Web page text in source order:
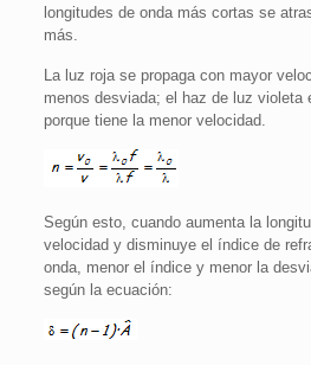
longitudes de onda más cortas se
más.
La luz roja se propaga con mayor
menos desviada; el haz de luz violeta
porque tiene la menor velocidad.
Según esto, cuando aumenta la
velocidad y disminuye el índice de
onda, menor el índice y menor la
según la ecuación: